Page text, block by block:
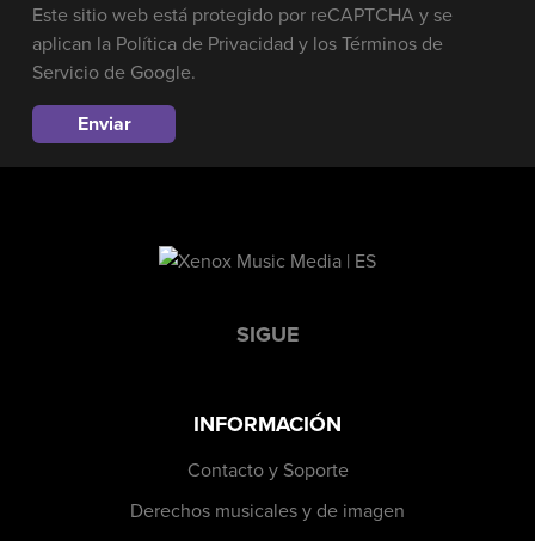
Este sitio web está protegido por reCAPTCHA y se
aplican la Política de Privacidad y losTérminos de
Servicio de Google.
SIGUE
INFORMACIÓN
Contacto y Soporte
Derechos musicales y de imagen